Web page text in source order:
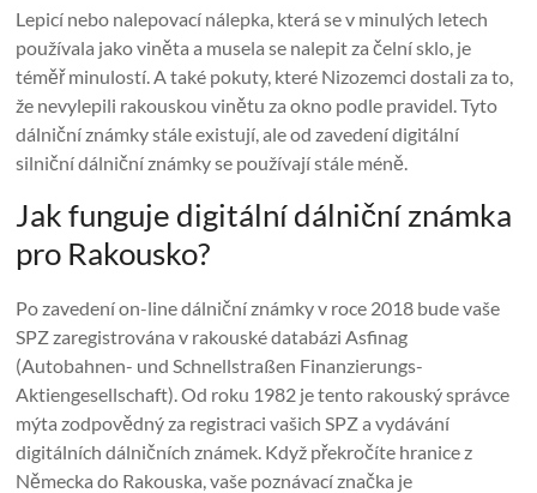
Lepicí nebo nalepovací nálepka, která se v minulých letech
používala jako viněta a musela se nalepit za čelní sklo, je
téměř minulostí. A také pokuty, které Nizozemci dostali za to,
že nevylepili rakouskou vinětu za okno podle pravidel. Tyto
dálniční známky stále existují, ale od zavedení digitální
silniční dálniční známky se používají stále méně.
Jak funguje digitální dálniční známka
pro Rakousko?
Po zavedení on-line dálniční známky v roce 2018 bude vaše
SPZ zaregistrována v rakouské databázi Asfinag
(Autobahnen- und Schnellstraßen Finanzierungs-
Aktiengesellschaft). Od roku 1982 je tento rakouský správce
mýta zodpovědný za registraci vašich SPZ a vydávání
digitálních dálničních známek. Když překročíte hranice z
Německa do Rakouska, vaše poznávací značka je